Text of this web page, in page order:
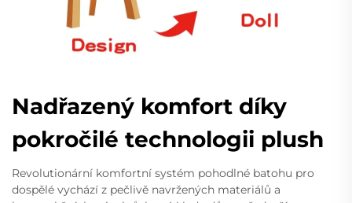
Nadřazený komfort díky
pokročilé technologii plush
Revolutionární komfortní systém pohodlné batohu pro
dospělé vychází z pečlivě navržených materiálů a